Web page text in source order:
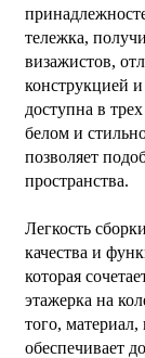
тележка,
визажистов,
конструкцией
доступна в
белом и
позволяет
пространства.
Легкость
качества и
которая
этажерка на
того, материал,
обеспечивает